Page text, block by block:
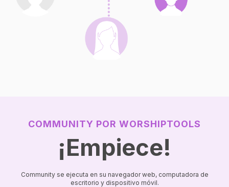
COMMUNITY POR WORSHIPTOOLS
¡Empiece!
Community se ejecuta en su navegador web, computadora de
escritorio y dispositivo móvil.